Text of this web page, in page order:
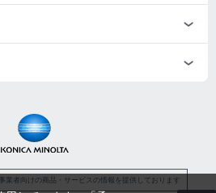
業者向けの商品・サービスの情報を提供しております